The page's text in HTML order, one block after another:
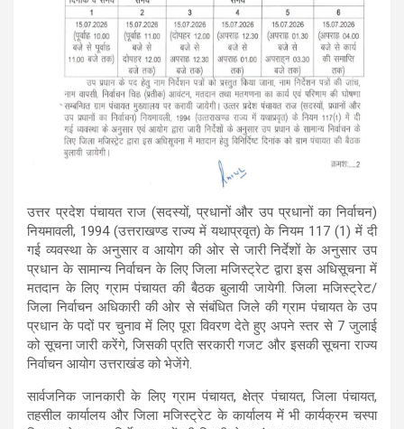
उत्तर प्रदेश पंचायत राज (सदस्यों, प्रधानों और उप प्रधानों का निर्वाचन)
नियमावली, 1994 (उत्तराखण्ड राज्य में यथाप्रवृत) के नियम 117 (1) में दी
गई व्यवस्था के अनुसार व आयोग की ओर से जारी निर्देशों के अनुसार उप
प्रधान के सामान्य निर्वाचन के लिए जिला मजिस्ट्रेट द्वारा इस अधिसूचना में
मतदान के लिए ग्राम पंचायत की बैठक बुलायी जायेगी. जिला मजिस्ट्रेट/
जिला निर्वाचन अधिकारी की ओर से संबंधित जिले की ग्राम पंचायत के उप
प्रधान के पदों पर चुनाव में लिए पूरा विवरण देते हुए अपने स्तर से 7 जुलाई
को सूचना जारी करेंगे, जिसकी प्रति सरकारी गजट और इसकी सूचना राज्य
निर्वाचन आयोग उत्तराखंड को भेजेंगे.
सार्वजनिक जानकारी के लिए ग्राम पंचायत, क्षेत्र पंचायत, जिला पंचायत,
तहसील कार्यालय और जिला मजिस्ट्रेट के कार्यालय में भी कार्यक्रम चस्पा